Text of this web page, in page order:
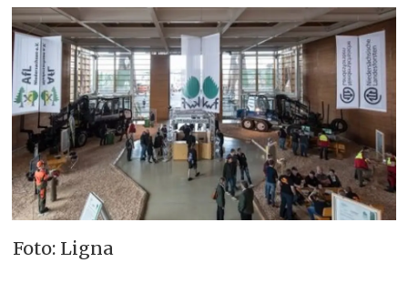
Foto: Ligna